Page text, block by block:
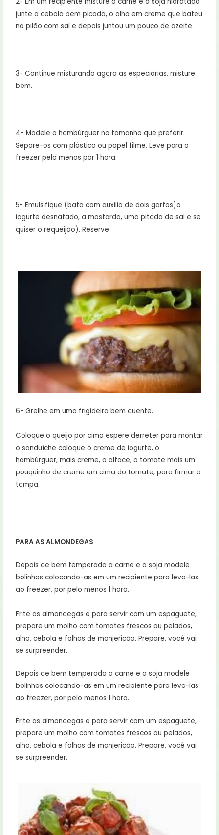
junte a cebola bem picada, o alho em creme que bateu
no pilão com sal e depois juntou um pouco de azeite.
3- Continue misturando agora as especiarias, misture
bem.
4- Modele o hambúrguer no tamanho que preferir.
Separe-os com plástico ou papel filme. Leve para o
freezer pelo menos por 1 hora.
5- Emulsifique (bata com auxilio de dois garfos)o
iogurte desnatado, a mostarda, uma pitada de sal e se
quiser o requeijão). Reserve
6- Grelhe em uma frigideira bem quente.
Coloque o queijo por cima espere derreter para montar
o sanduíche coloque o creme de iogurte, o
hambúrguer, mais creme, o alface, o tomate mais um
pouquinho de creme em cima do tomate, para firmar a
tampa.
PARA AS ALMONDEGAS
Depois de bem temperada a carne e a soja modele
bolinhas colocando-as em um recipiente para leva-las
ao freezer, por pelo menos 1 hora.
Frite as almondegas e para servir com um espaguete,
prepare um molho com tomates frescos ou pelados,
alho, cebola e folhas de manjericão. Prepare, você vai
se surpreender.
Depois de bem temperada a carne e a soja modele
bolinhas colocando-as em um recipiente para leva-las
ao freezer, por pelo menos 1 hora.
Frite as almondegas e para servir com um espaguete,
prepare um molho com tomates frescos ou pelados,
alho, cebola e folhas de manjericão. Prepare, você vai
se surpreender.